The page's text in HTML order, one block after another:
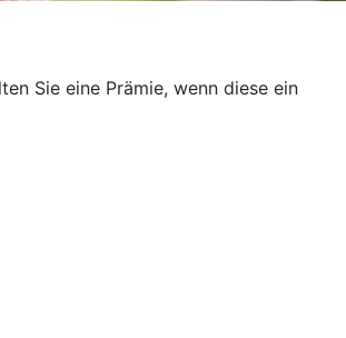
Sie eine Prämie, wenn diese ein